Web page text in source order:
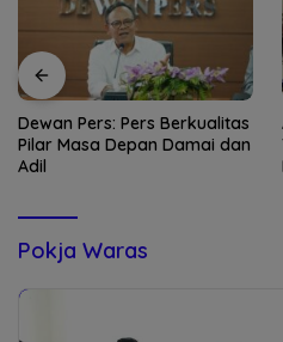
Dewan Pers: Pers Berkualitas
Pilar Masa Depan Damai dan
Adil
Pokja Waras